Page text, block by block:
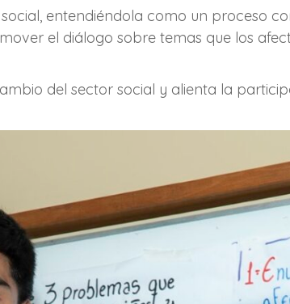
entendiéndola como un proceso
el diálogo sobre temas que los
del sector social y alienta la